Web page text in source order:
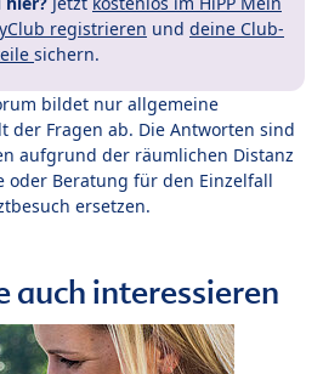
registrieren und deine Club-
sichern.
bildet nur allgemeine
Fragen ab. Die Antworten sind
aufgrund der räumlichen Distanz
oder Beratung für den Einzelfall
ersetzen.
auch interessieren